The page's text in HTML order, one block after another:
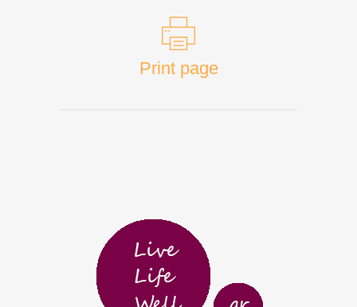
Print page